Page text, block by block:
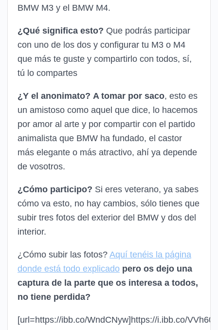
BMW M3 y el BMW M4.
¿Qué significa esto? Que podrás participar
con uno de los dos y configurar tu M3 o M4
que más te guste y compartirlo con todos, sí,
tú lo compartes
¿Y el anonimato? A tomar por saco, esto es
un amistoso como aquel que dice, lo hacemos
por amor al arte y por compartir con el partido
animalista que BMW ha fundado, el castor
más elegante o más atractivo, ahí ya depende
de vosotros.
¿Cómo participo? Si eres veterano, ya sabes
cómo va esto, no hay cambios, sólo tienes que
subir tres fotos del exterior del BMW y dos del
interior.
¿Cómo subir las fotos? Aquí tenéis la página
donde está todo explicado pero os dejo una
captura de la parte que os interesa a todos,
no tiene perdida?
[url=https://ibb.co/WndCNyw]https://i.ibb.co/